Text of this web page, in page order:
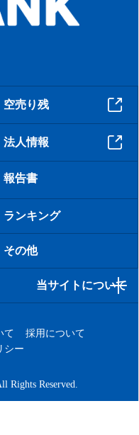
空売り残
法人情報
報告書
ランキング
その他
当サイトについて
て
採用について
シー
Rights Reserved.